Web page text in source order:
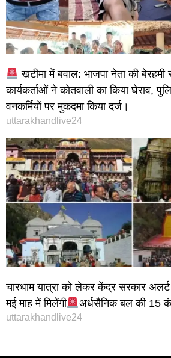
खटीमा में बवाल: भाजपा नेता की बेरहमी
कार्यकर्ताओं ने कोतवाली का किया घेराव,
वनकर्मियों पर मुकदमा किया दर्ज।
uttarakhandlive24
चारधाम यात्रा को लेकर केंद्र सरकार
मई माह में मिलेंगी
अर्धसैनिक बल की 15
uttarakhandlive24